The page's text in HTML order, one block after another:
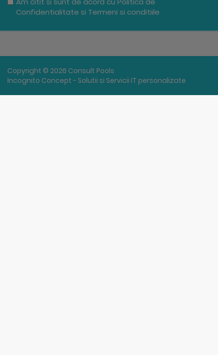
Confidentialitate si Termeni si conditiile
Copyright © 2026 Consult Pools
Incognito Concept - Solutii si Servicii IT personalizate